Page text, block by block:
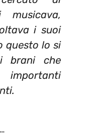
i suoi
questo lo si
brani che